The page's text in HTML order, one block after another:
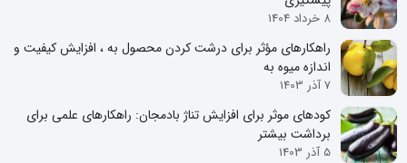
8 خرداد 1404
راهکارهای مؤثر برای درشت کردن محصول به ، افزایش کیفیت و
اندازه میوه به
7 آذر 1403
کودهای موثر برای افزایش تناژ بادمجان: راهکارهای علمی برای
برداشت بیشتر
5 آذر 1403